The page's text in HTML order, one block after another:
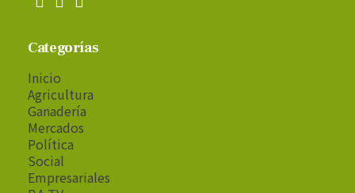
Categorías
Inicio
Agricultura
Ganadería
Mercados
Política
Social
Empresariales